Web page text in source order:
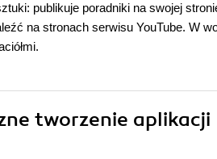
publikuje poradniki na swojej
na stronach serwisu YouTube. W
tworzenie aplikacji